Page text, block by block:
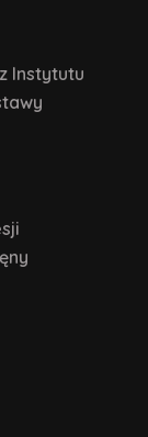
Instytutu